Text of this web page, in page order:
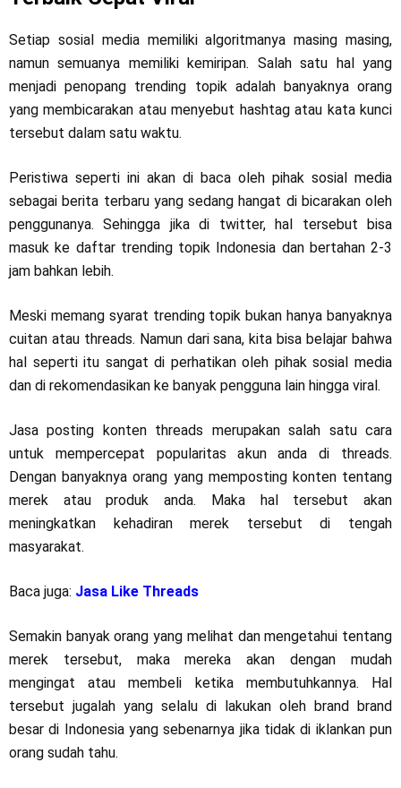
Setiap sosial media memiliki algoritmanya masing masing,
namun semuanya memiliki kemiripan. Salah satu hal yang
menjadi penopang trending topik adalah banyaknya orang
yang membicarakan atau menyebut hashtag atau kata kunci
tersebut dalam satu waktu.
Peristiwa seperti ini akan di baca oleh pihak sosial media
sebagai berita terbaru yang sedang hangat di bicarakan oleh
penggunanya. Sehingga jika di twitter, hal tersebut bisa
masuk ke daftar trending topik Indonesia dan bertahan 2-3
jam bahkan lebih.
Meski memang syarat trending topik bukan hanya banyaknya
cuitan atau threads. Namun dari sana, kita bisa belajar bahwa
hal seperti itu sangat di perhatikan oleh pihak sosial media
dan di rekomendasikan ke banyak pengguna lain hingga viral.
Jasa posting konten threads merupakan salah satu cara
untuk mempercepat popularitas akun anda di threads.
Dengan banyaknya orang yang memposting konten tentang
merek atau produk anda. Maka hal tersebut akan
meningkatkan kehadiran merek tersebut di tengah
masyarakat.
Baca juga: Jasa Like Threads
Semakin banyak orang yang melihat dan mengetahui tentang
merek tersebut, maka mereka akan dengan mudah
mengingat atau membeli ketika membutuhkannya. Hal
tersebut jugalah yang selalu di lakukan oleh brand brand
besar di Indonesia yang sebenarnya jika tidak di iklankan pun
orang sudah tahu.